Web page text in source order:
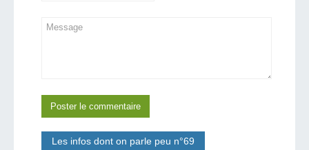
Les infos dont on parle peu n°69